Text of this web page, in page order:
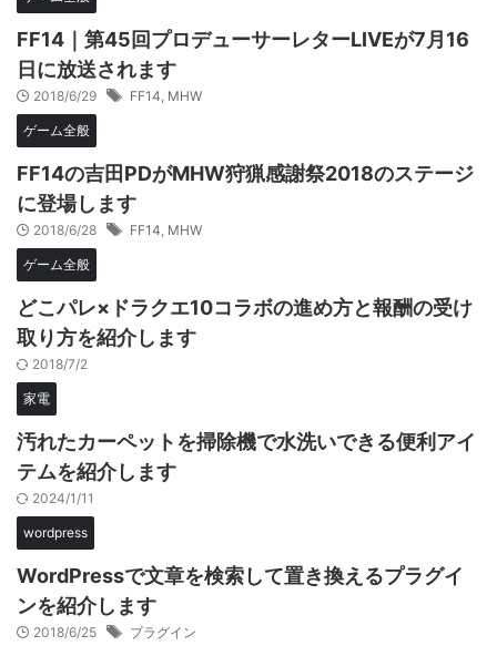
FF14｜第45回プロデューサーレターLIVEが7月16
日に放送されます
2018/6/29 FF14 MHW
ゲーム全般
FF14の吉田PDがMHW狩猟感謝祭2018のステージ
に登場します
2018/6/28 FF14 MHW
ゲーム全般
どこパレ×ドラクエ10コラボの進め方と報酬の受け
取り方を紹介します
2018/7/2
家電
汚れたカーペットを掃除機で水洗いできる便利アイ
テムを紹介します
2024/1/11
wordpress
WordPressで文章を検索して置き換えるプラグイ
ンを紹介します
2018/6/25 プラグイン